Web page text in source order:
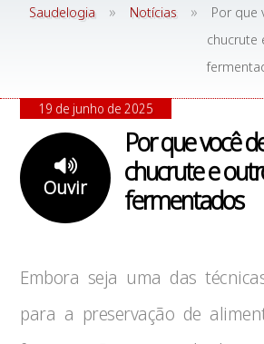
Saudelogia » Notícias »
Por que
chucrute
Por que você
chucrute e
fermentados
Ouvir
19 de junho de 2025
Embora seja uma das
para a preservação de